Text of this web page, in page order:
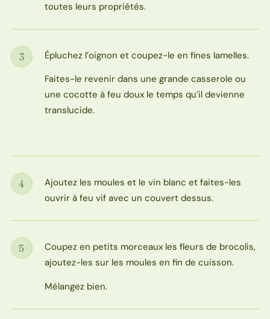
toutes leurs propriétés.
Étape
3
Épluchez l’oignon et coupez-le en fines lamelles.
Faites-le revenir dans une grande casserole ou
une cocotte à feu doux le temps qu’il devienne
translucide.
Étape
4
Ajoutez les moules et le vin blanc et faites-les
ouvrir à feu vif avec un couvert dessus.
Étape
5
Coupez en petits morceaux les fleurs de brocolis,
ajoutez-les sur les moules en fin de cuisson.
Mélangez bien.